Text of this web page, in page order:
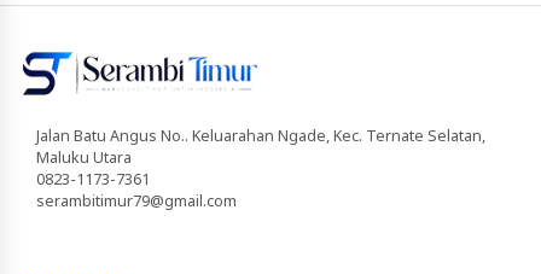
Jalan Batu Angus No.. Keluarahan Ngade, Kec. Ternate Selatan,
Maluku Utara
0823-1173-7361
serambitimur79@gmail.com